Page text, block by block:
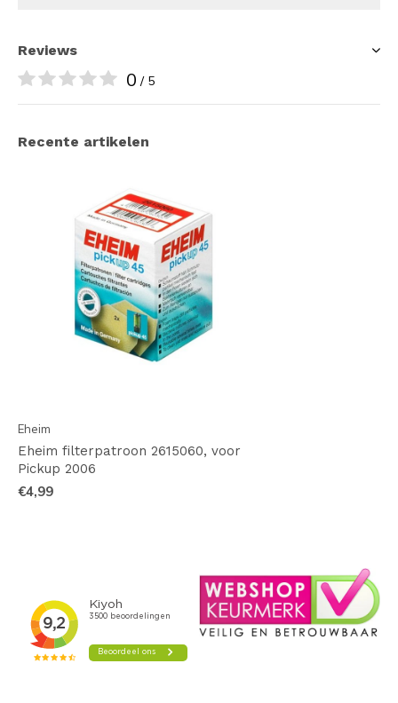
Reviews
0 / 5
Recente artikelen
Eheim
Eheim filterpatroon 2615060, voor
Pickup 2006
€4,99